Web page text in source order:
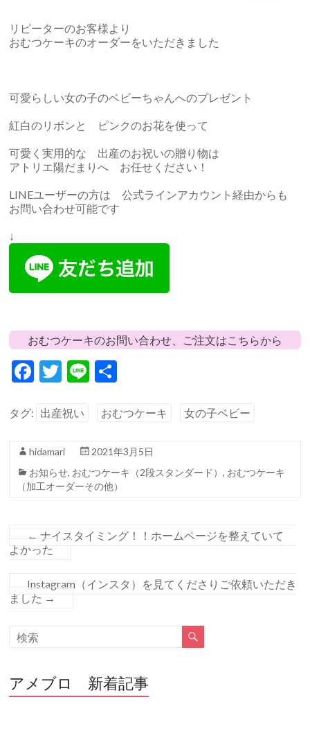
リピーターのお客様より
おむつケーキのオーダーをいただきました
可愛らしい女の子のベビーちゃんへのプレゼント
紅白のリボンと ピンクのお花を使って
可愛く実用的な 出産のお祝いの贈り物は
アトリエ陽だまりへ お任せください！
LINEユーザーの方は 公式ラインアカウント経由からも
お問い合わせ可能です
↓
おむつケーキのお問い合わせ、ご注文はこちらから
F
e
o
o
T
itt
Li
タグ: 出産祝い おむつケーキ 女の子ベビー
hidamari
2021年3月5日
お知らせ, おむつケーキ（2段スタンダード）, おむつケーキ
（加工オーダーその他）
← ナイスタイミング！！ホームページを整えていて
よかった
Instagram（インスタ）を見てくださりご依頼いただき
ました →
アメブロ 新着記事